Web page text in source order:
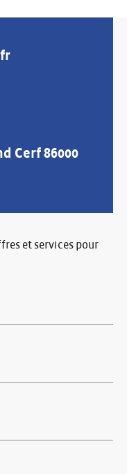
et services pour
Cerf 86000